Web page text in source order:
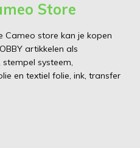
Store
Cameo store kan je kopen
artikkelen als
systeem,
en textiel folie, ink, transfer